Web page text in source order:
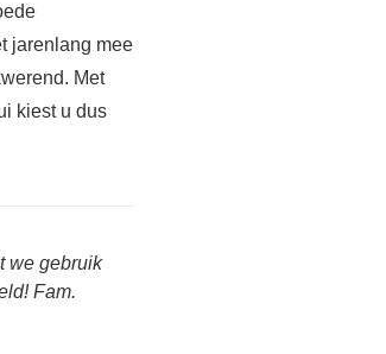
jarenlang mee
Met
kiest u dus
we gebruik
Fam.